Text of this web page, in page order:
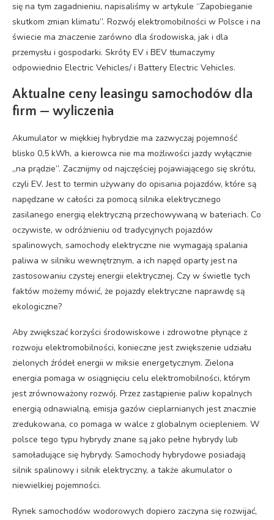
się na tym zagadnieniu, napisaliśmy w artykule “Zapobieganie
skutkom zmian klimatu”. Rozwój elektromobilności w Polsce i na
świecie ma znaczenie zarówno dla środowiska, jak i dla
przemysłu i gospodarki. Skróty EV i BEV tłumaczymy
odpowiednio Electric Vehicles/ i Battery Electric Vehicles.
Aktualne ceny leasingu samochodów dla
firm — wyliczenia
Akumulator w miękkiej hybrydzie ma zazwyczaj pojemność
blisko 0,5 kWh, a kierowca nie ma możliwości jazdy wyłącznie
„na prądzie”. Zacznijmy od najczęściej pojawiającego się skrótu,
czyli EV. Jest to termin używany do opisania pojazdów, które są
napędzane w całości za pomocą silnika elektrycznego
zasilanego energią elektryczną przechowywaną w bateriach. Co
oczywiste, w odróżnieniu od tradycyjnych pojazdów
spalinowych, samochody elektryczne nie wymagają spalania
paliwa w silniku wewnętrznym, a ich napęd oparty jest na
zastosowaniu czystej energii elektrycznej. Czy w świetle tych
faktów możemy mówić, że pojazdy elektryczne naprawdę są
ekologiczne?
Aby zwiększać korzyści środowiskowe i zdrowotne płynące z
rozwoju elektromobilności, konieczne jest zwiększenie udziału
zielonych źródeł energii w miksie energetycznym. Zielona
energia pomaga w osiągnięciu celu elektromobilności, którym
jest zrównoważony rozwój. Przez zastąpienie paliw kopalnych
energią odnawialną, emisja gazów cieplarnianych jest znacznie
zredukowana, co pomaga w walce z globalnym ociepleniem. W
polsce tego typu hybrydy znane są jako pełne hybrydy lub
samoładujące się hybrydy. Samochody hybrydowe posiadają
silnik spalinowy i silnik elektryczny, a także akumulator o
niewielkiej pojemności.
Rynek samochodów wodorowych dopiero zaczyna się rozwijać,